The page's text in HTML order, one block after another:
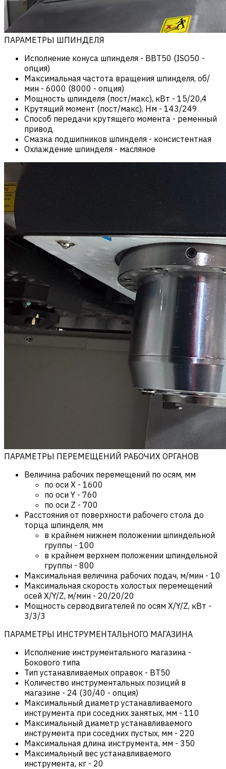
ПАРАМЕТРЫ ШПИНДЕЛЯ
Исполнение конуса шпинделя - BBT50 (ISO50 -
опция)
Максимальная частота вращения шпинделя, об/
мин - 6000 (8000 - опция)
Мощность шпинделя (пост/макс), кВт - 15/20,4
Крутящий момент (пост/макс), Нм - 143/249
Способ передачи крутящего момента - ременный
привод
Смазка подшипников шпинделя - консистентная
Охлаждение шпинделя - масляное
ПАРАМЕТРЫ ПЕРЕМЕЩЕНИЙ РАБОЧИХ ОРГАНОВ
Величина рабочих перемещений по осям, мм
по оси X - 1600
по оси Y - 760
по оси Z - 700
Расстояния от поверхности рабочего стола до
торца шпинделя, мм
в крайнем нижнем положении шпиндельной
группы - 100
в крайнем верхнем положении шпиндельной
группы - 800
Максимальная величина рабочих подач, м/мин - 10
Максимальная скорость холостых перемещений
осей X/Y/Z, м/мин - 20/20/20
Мощность серводвигателей по осям X/Y/Z, кВт -
3/3/3
ПАРАМЕТРЫ ИНСТРУМЕНТАЛЬНОГО МАГАЗИНА
Исполнение инструментального магазина -
Бокового типа
Тип устанавливаемых оправок - BT50
Количество инструментальных позиций в
магазине - 24 (30/40 - опция)
Максимальный диаметр устанавливаемого
инструмента при соседних занятых, мм - 110
Максимальный диаметр устанавливаемого
инструмента при соседних пустых, мм - 220
Максимальная длина инструмента, мм - 350
Максимальный вес устанавливаемого
инструмента, кг - 20